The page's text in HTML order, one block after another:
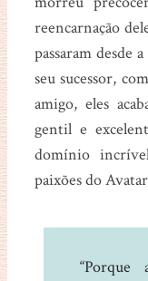
reencarnação
passaram desde
seu sucessor,
amigo, eles
gentil e
domínio
paixões do